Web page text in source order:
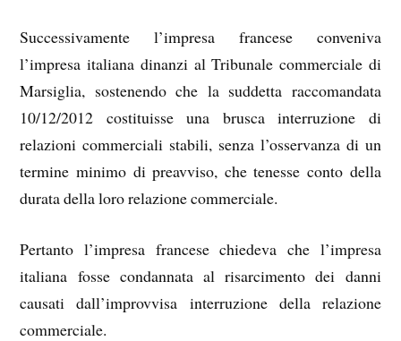
Successivamente l’impresa francese conveniva
l’impresa italiana dinanzi al Tribunale commerciale di
Marsiglia, sostenendo che la suddetta raccomandata
10/12/2012 costituisse una brusca interruzione di
relazioni commerciali stabili, senza l’osservanza di un
termine minimo di preavviso, che tenesse conto della
durata della loro relazione commerciale.
Pertanto l’impresa francese chiedeva che l’impresa
italiana fosse condannata al risarcimento dei danni
causati dall’improvvisa interruzione della relazione
commerciale.